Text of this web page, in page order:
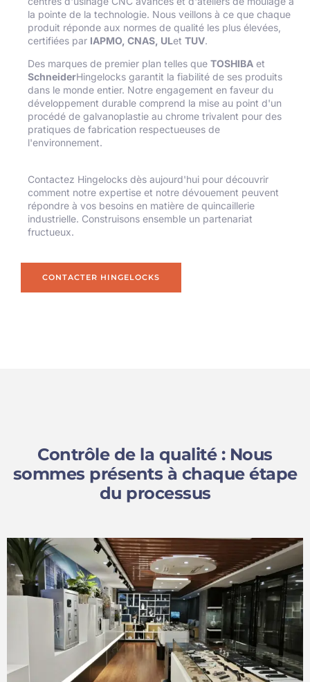
la pointe de la technologie. Nous veillons à ce que chaque
produit réponde aux normes de qualité les plus élevées,
certifiées par IAPMO, CNAS, ULet TUV.
Des marques de premier plan telles que TOSHIBA et
SchneiderHingelocks garantit la fiabilité de ses produits
dans le monde entier. Notre engagement en faveur du
développement durable comprend la mise au point d'un
procédé de galvanoplastie au chrome trivalent pour des
pratiques de fabrication respectueuses de
l'environnement.
Contactez Hingelocks dès aujourd'hui pour découvrir
comment notre expertise et notre dévouement peuvent
répondre à vos besoins en matière de quincaillerie
industrielle. Construisons ensemble un partenariat
fructueux.
CONTACTER HINGELOCKS
Contrôle de la qualité : Nous
sommes présents à chaque étape
du processus